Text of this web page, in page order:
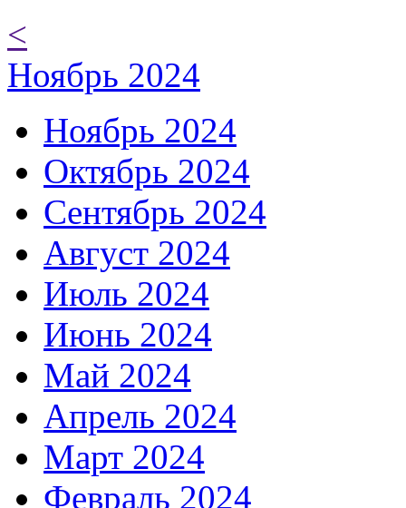
<
Ноябрь 2024
Ноябрь 2024
Октябрь 2024
Сентябрь 2024
Август 2024
Июль 2024
Июнь 2024
Май 2024
Апрель 2024
Март 2024
Февраль 2024